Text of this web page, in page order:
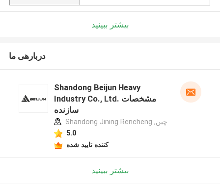
بیشتر ببینید
دربارهی ما
Shandong Beijun Heavy
Industry Co., Ltd. مشخصات
سازنده
Shandong Jining Rencheng ,چین
5.0
کننده تایید شده
بیشتر ببینید